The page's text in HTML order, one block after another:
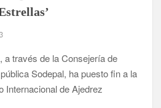
a través de la Consejería de
Sodepal, ha puesto fin a la
Internacional de Ajedrez